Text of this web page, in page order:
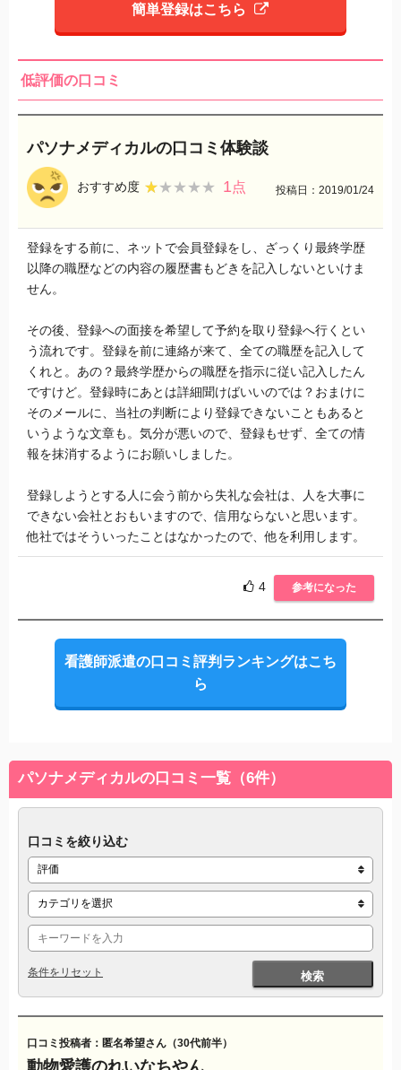
簡単登録はこちら
低評価の口コミ
パソナメディカルの口コミ体験談
おすすめ度 ★★★★★
★★★★★ 1点 投稿日：2019/01/24
登録をする前に、ネットで会員登録をし、ざっくり最終学歴
以降の職歴などの内容の履歴書もどきを記入しないといけま
せん。
その後、登録への面接を希望して予約を取り登録へ行くとい
う流れです。登録を前に連絡が来て、全ての職歴を記入して
くれと。あの？最終学歴からの職歴を指示に従い記入したん
ですけど。登録時にあとは詳細聞けばいいのでは？おまけに
そのメールに、当社の判断により登録できないこともあると
いうような文章も。気分が悪いので、登録もせず、全ての情
報を抹消するようにお願いしました。
登録しようとする人に会う前から失礼な会社は、人を大事に
できない会社とおもいますので、信用ならないと思います。
他社ではそういったことはなかったので、他を利用します。
4 参考になった
看護師派遣の口コミ評判ランキングはこち
ら
パソナメディカルの口コミ一覧（6件）
口コミを絞り込む
検索
条件をリセット
口コミ投稿者：匿名希望さん（30代前半）
動物愛護のれいなちやん